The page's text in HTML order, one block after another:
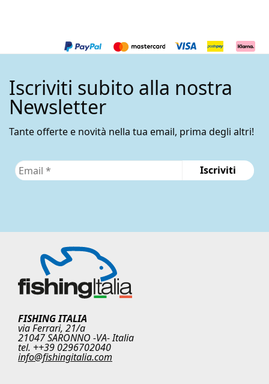
Iscriviti subito alla nostra
Newsletter
Tante offerte e novità nella tua email, prima degli altri!
FISHING ITALIA
via Ferrari, 21/a
21047 SARONNO -VA- Italia
tel. ++39 0296702040
info@fishingitalia.com